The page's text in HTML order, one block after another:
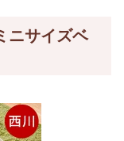
ニサイズベ